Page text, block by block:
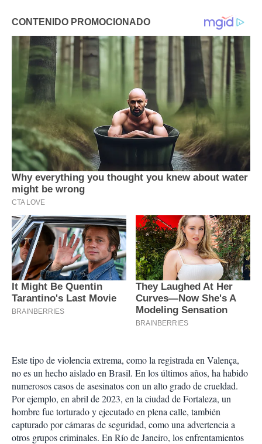
Este tipo de violencia extrema, como la registrada en Valença,
no es un hecho aislado en Brasil. En los últimos años, ha habido
numerosos casos de asesinatos con un alto grado de crueldad.
Por ejemplo, en abril de 2023, en la ciudad de Fortaleza, un
hombre fue torturado y ejecutado en plena calle, también
capturado por cámaras de seguridad, como una advertencia a
otros grupos criminales. En Río de Janeiro, los enfrentamientos